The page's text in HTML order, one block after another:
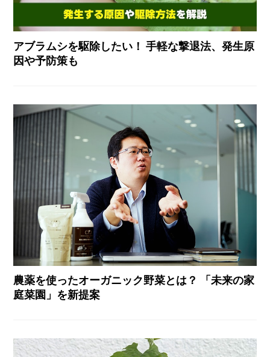
アブラムシを駆除したい！ 手軽な撃退法、発生原
因や予防策も
農薬を使ったオーガニック野菜とは？ 「未来の家
庭菜園」を新提案